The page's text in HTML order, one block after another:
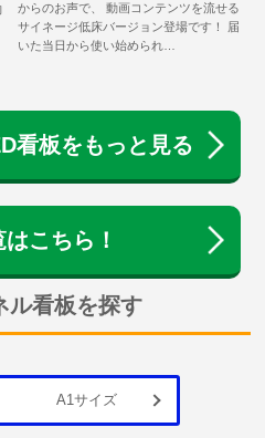
からのお声で、 動画コンテンツを流せる
サイネージ低床バージョン登場です！ 届
いた当日から使い始められ…
看板をもっと見る
こちら！
ル看板を探す
A1サイズ